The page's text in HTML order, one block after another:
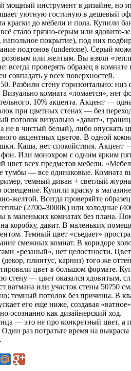
инструмент в дизайне, но
уютную гостиную в дешевый
краски до мебели и пола. Купили
стало грязно-серым или
покрытие), под них
подтонов (undertone). Серый
или желтым. Вы взяли
всегда проверять образец в
совпадать у всех поверхностей.
Разбили стену горизонтально:
Визуально комната «ломается», нет
10% акцента. Акцент — одна
при цветных стенах — без
потолок визуально «давит»,
не в чистый белый), либо опускать
акцентных цветов. В одной
Каша, нет спокойствия. Акцент
Или монохром с одним ярким
цвет всех предметов мебели.
тумбы — все одинаковые. Комната
темный диван + светлый
освещение. Купили краску в
желтой. Всегда проверяйте
(2700–3000К) или холодные
в маленьких комнатах без плана.
коробку, давит. В маленьких
Темный цвет «съедает»
смежных комнат. В коридоре
«резаный», нет целостности.
плинтус, карниз) того же
цвет в большом формате.
стену — цвет оказался ядовитым,
ватмана или участок стены 50?50
темный потолок без причины. В
его еще ниже, создавая
осознанно как дизайнерский ход.
— это не про конкретный цвет, а
раз потратьте время на